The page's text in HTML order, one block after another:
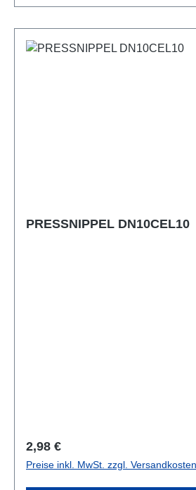
PRESSNIPPEL DN10CEL10
Regulärer Preis:
2,98 €
Preise inkl. MwSt. zzgl. Versandkosten